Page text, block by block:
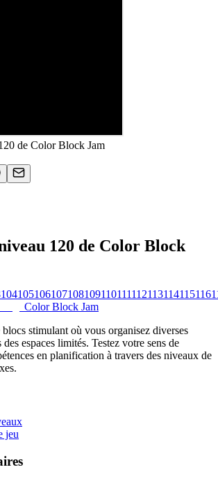
de Color Block Jam
120 de Color Block
104105106107108109110111112113114115116
Color Block Jam
stimulant où vous organisez diverses
espaces limités. Testez votre sens de
en planification à travers des niveaux de
jeu